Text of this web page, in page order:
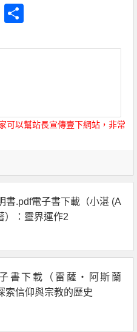
Copy
可以幫站長宣傳壹下網站，非常
書.pdf電子書下載（小湛 (A
）：靈界運作2
書下載（雷薩・阿斯蘭
索信仰與宗教的歷史